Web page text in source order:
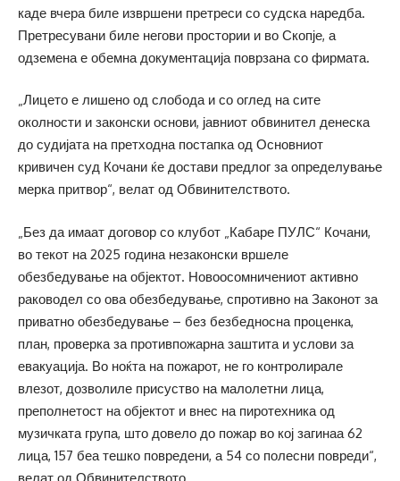
каде вчера биле извршени претреси со судска наредба.
Претресувани биле негови простории и во Скопје, а
одземена е обемна документација поврзана со фирмата.
„Лицето е лишено од слобода и со оглед на сите
околности и законски основи, јавниот обвинител денеска
до судијата на претходна постапка од Основниот
кривичен суд Кочани ќе достави предлог за определување
мерка притвор“, велат од Обвинителството.
„Без да имаат договор со клубот „Кабаре ПУЛС“ Кочани,
во текот на 2025 година незаконски вршеле
обезбедување на објектот. Новоосомничениот активно
раководел со ова обезбедување, спротивно на Законот за
приватно обезбедување – без безбедносна проценка,
план, проверка за противпожарна заштита и услови за
евакуација. Во ноќта на пожарот, не го контролирале
влезот, дозволиле присуство на малолетни лица,
преполнетост на објектот и внес на пиротехника од
музичката група, што довело до пожар во кој загинаа 62
лица, 157 беа тешко повредени, а 54 со полесни повреди“,